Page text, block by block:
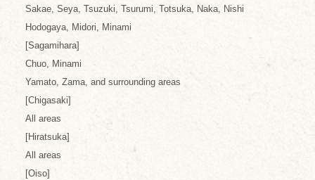
Sakae, Seya, Tsuzuki, Tsurumi, Totsuka, Naka, Nishi
Hodogaya, Midori, Minami
[Sagamihara]
Chuo, Minami
Yamato, Zama, and surrounding areas
[Chigasaki]
All areas
[Hiratsuka]
All areas
[Oiso]